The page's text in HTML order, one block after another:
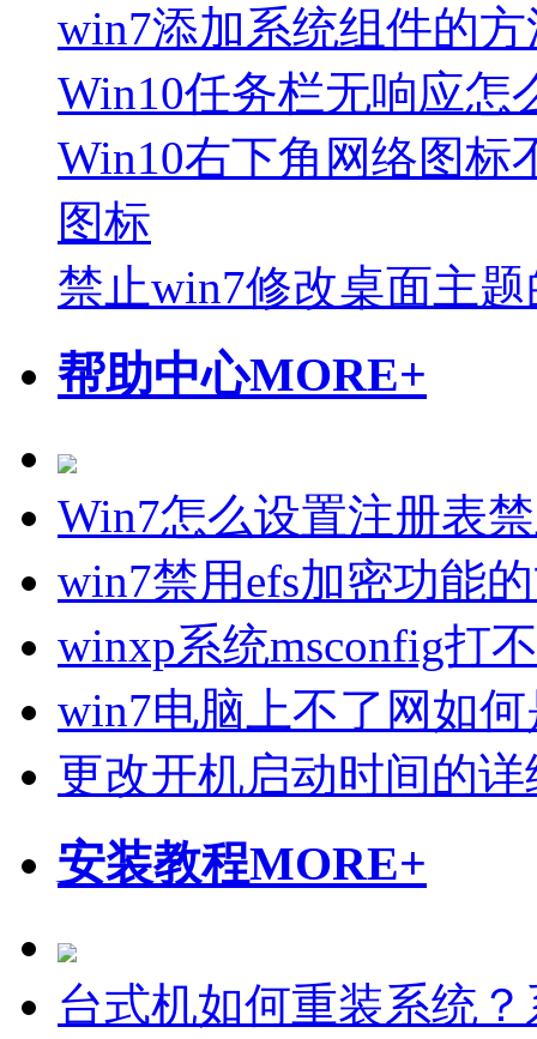
win7添加系统组件的方
Win10任务栏无响应怎
Win10右下角网络图标
图标
禁止win7修改桌面主
帮助中心MORE+
Win7怎么设置注册表
win7禁用efs加密功能
winxp系统msconfig打
win7电脑上不了网如
更改开机启动时间的
安装教程MORE+
台式机如何重装系统